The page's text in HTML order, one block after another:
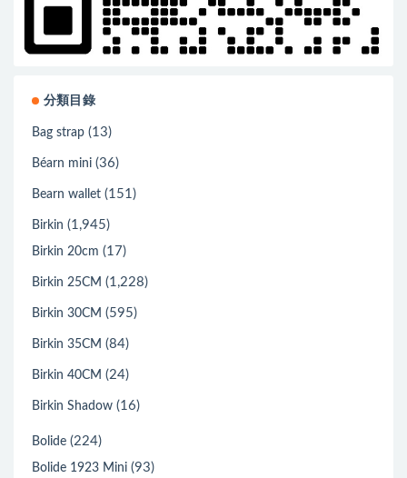
分類目錄
Bag strap (13)
Béarn mini (36)
Bearn wallet (151)
Birkin (1,945)
Birkin 20cm (17)
Birkin 25CM (1,228)
Birkin 30CM (595)
Birkin 35CM (84)
Birkin 40CM (24)
Birkin Shadow (16)
Bolide (224)
Bolide 1923 Mini (93)